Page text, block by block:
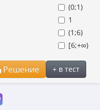
(0;1)
1
(1;6)
[6;+∞)
Решение + в тест